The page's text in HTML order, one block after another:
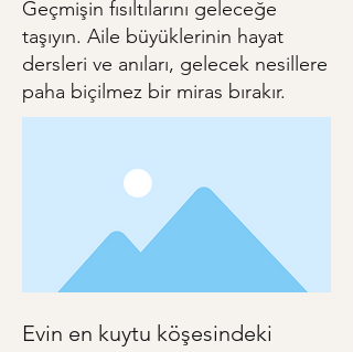
Geçmişin fısıltılarını geleceğe
taşıyın. Aile büyüklerinin hayat
dersleri ve anıları, gelecek nesillere
paha biçilmez bir miras bırakır.
Evin en kuytu köşesindeki